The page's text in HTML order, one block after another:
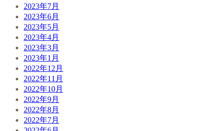
2023年7月
2023年6月
2023年5月
2023年4月
2023年3月
2023年1月
2022年12月
2022年11月
2022年10月
2022年9月
2022年8月
2022年7月